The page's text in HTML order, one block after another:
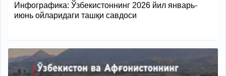
Инфографика: Ўзбекистоннинг 2026 йил январь-
июнь ойларидаги ташқи савдоси